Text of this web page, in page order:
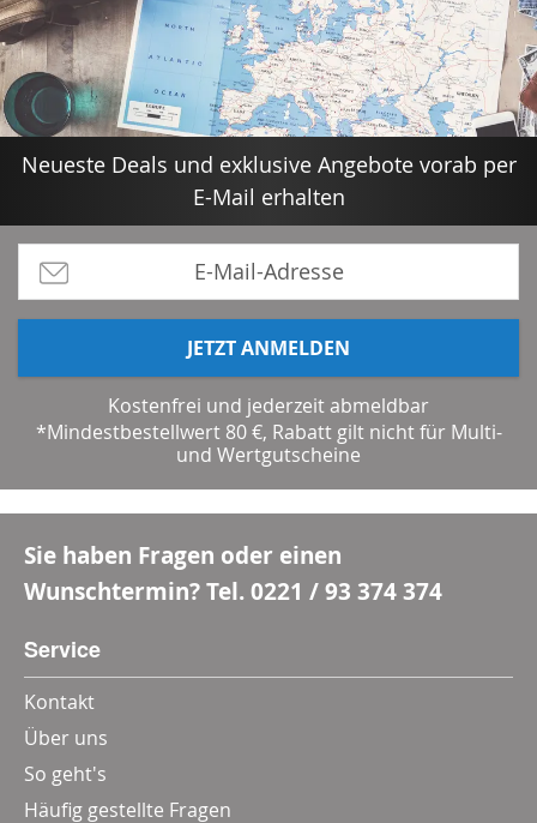
Neueste Deals und exklusive Angebote vorab per
E-Mail erhalten
JETZT ANMELDEN
Kostenfrei und jederzeit abmeldbar
*Mindestbestellwert 80 €, Rabatt gilt nicht für Multi-
und Wertgutscheine
Sie haben Fragen oder einen
Wunschtermin? Tel.0221 / 93 374 374
Service
Kontakt
Über uns
So geht's
Häufig gestellte Fragen